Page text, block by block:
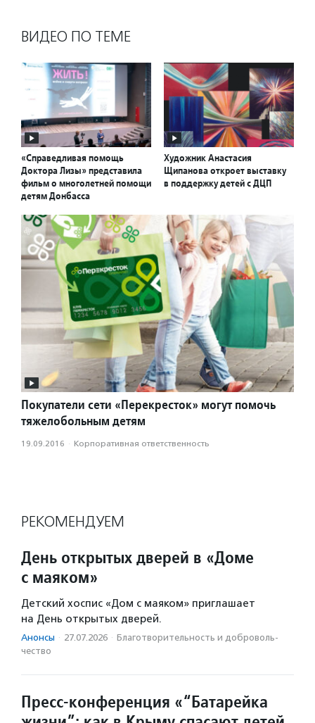
ВИДЕО ПО ТЕМЕ
«Справедливая помощь
Доктора Лизы» представила
фильм о многолетней помощи
детям Донбасса
Художник Анастасия
Щипанова откроет выставку
в поддержку детей с ДЦП
Покупатели сети «Перекресток» могут помочь
тяжелобольным детям
19.09.2016 · Корпоративная ответственность
РЕКОМЕНДУЕМ
День открытых дверей в «Доме
с маяком»
Детский хоспис «Дом с маяком» приглашает
на День открытых дверей.
Анонсы · 27.07.2026 · Благотвори­тель­ность и доброволь­
чест­во
Пресс-конференция «“Батарейка